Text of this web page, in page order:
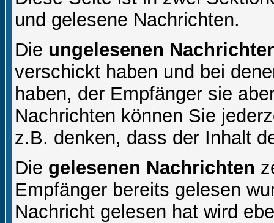
und gelesene Nachrichten.
Die ungelesenen
verschickt haben und bei
haben, der Empfänger sie
Nachrichten können Sie
z.B. denken, dass der Inhalt
Die gelesenen Nachrichten
Empfänger bereits gelesen
Nachricht gelesen hat wird